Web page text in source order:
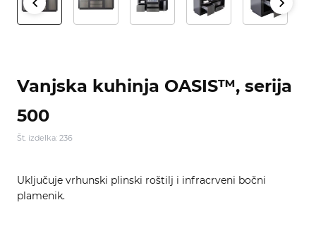
Vanjska kuhinja OASIS™, serija
500
Št. izdelka: 236
Uključuje vrhunski plinski roštilj i infracrveni bočni
plamenik.